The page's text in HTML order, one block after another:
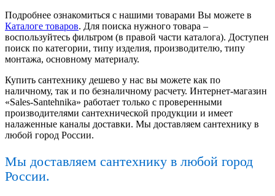
Подробнее ознакомиться с нашими товарами Вы можете в
Каталоге товаров. Для поиска нужного товара –
воспользуйтесь фильтром (в правой части каталога). Доступен
поиск по категории, типу изделия, производителю, типу
монтажа, основному материалу.
Купить сантехнику дешево у нас вы можете как по
наличному, так и по безналичному расчету. Интернет-магазин
«Sales-Santehnika» работает только с проверенными
производителями сантехнической продукции и имеет
налаженные каналы доставки. Мы доставляем сантехнику в
любой город России.
Мы доставляем сантехнику в любой город
России.